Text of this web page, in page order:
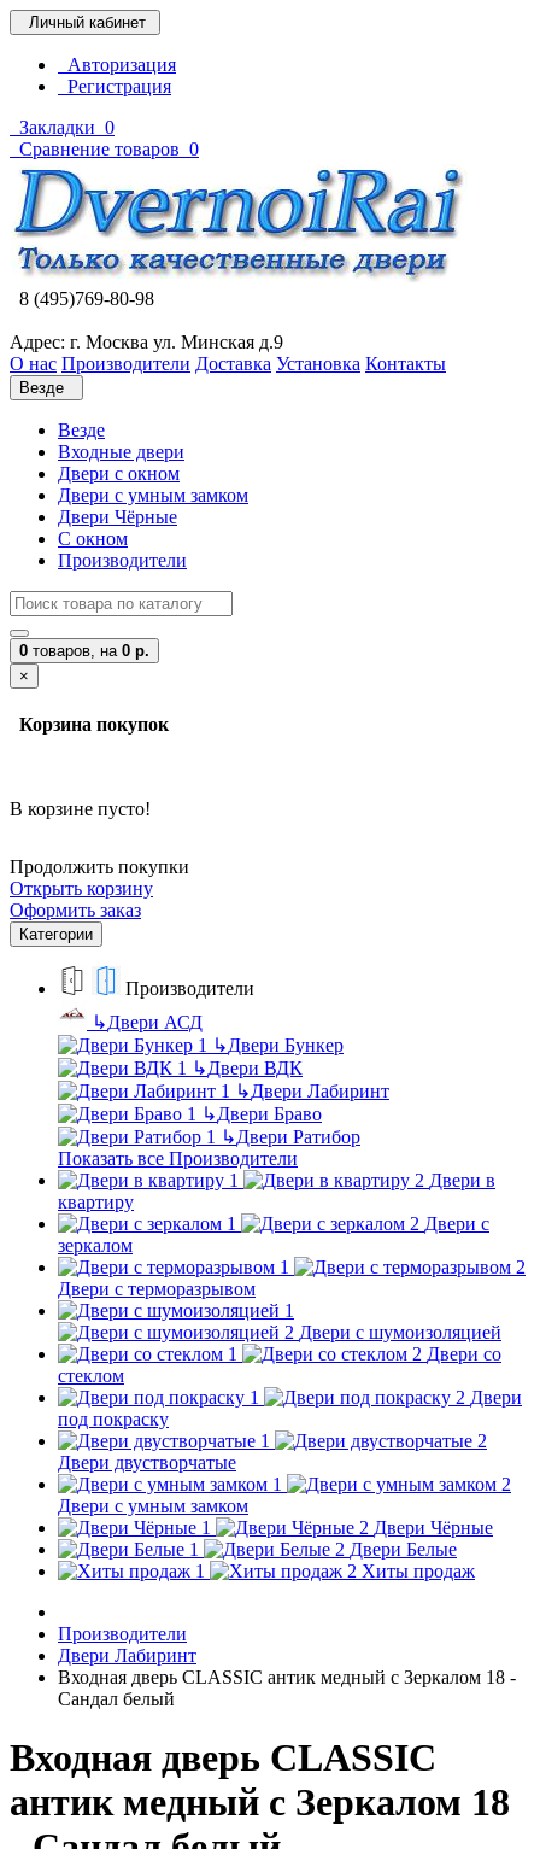
Личный кабинет
Авторизация
Регистрация
Закладки 0
Сравнение товаров 0
8 (495)769-80-98
Адрес: г. Москва ул. Минская д.9
О нас Производители Доставка Установка Контакты
Везде
Везде
Входные двери
Двери с окном
Двери с умным замком
Двери Чёрные
C окном
Производители
0 товаров, на 0 р.
×
Корзина покупок
В корзине пусто!
Продолжить покупки
Открыть корзину
Оформить заказ
Категории
Производители
↳Двери АСД
↳Двери Бункер
↳Двери ВДК
↳Двери Лабиринт
↳Двери Браво
↳Двери Ратибор
Показать все Производители
Двери в
квартиру
Двери с
зеркалом
Двери с терморазрывом
Двери с шумоизоляцией
Двери со
стеклом
Двери
под покраску
Двери двустворчатые
Двери с умным замком
Двери Чёрные
Двери Белые
Хиты продаж
Производители
Двери Лабиринт
Входная дверь CLASSIC антик медный с Зеркалом 18 -
Сандал белый
Входная дверь CLASSIC
антик медный с Зеркалом 18